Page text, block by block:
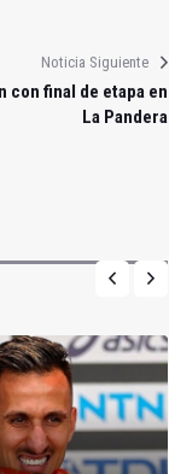
Noticia Siguiente
con final de etapa en
La Pandera